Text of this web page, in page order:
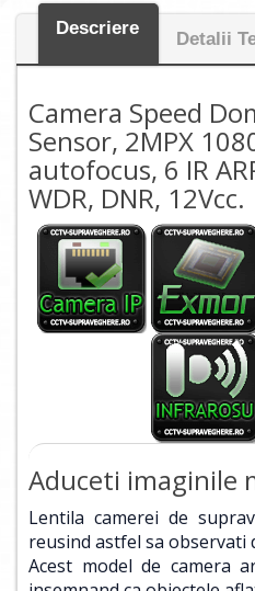
Descriere
Detalii
Camera Speed
Sensor, 2MPX
autofocus, 6 IR
WDR, DNR, 12Vcc.
Aduceti imaginile
Lentila camerei de
reusind astfel sa observati
Acest model de camera